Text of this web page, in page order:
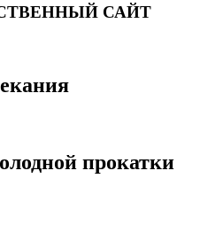
САЙТ
прокатки